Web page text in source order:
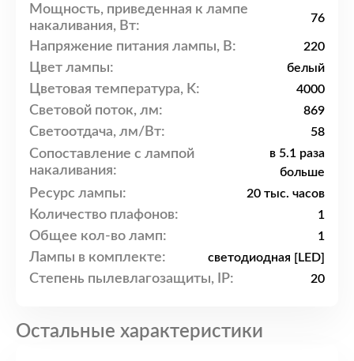
Мощность, приведенная к лампе
накаливания, Вт:
76
Напряжение питания лампы, В: 220
Цвет лампы: белый
Цветовая температура, K: 4000
Световой поток, лм: 869
Светоотдача, лм/Вт: 58
Сопоставление с лампой
накаливания:
в 5.1 раза
больше
Ресурс лампы: 20 тыс. часов
Количество плафонов: 1
Общее кол-во ламп: 1
Лампы в комплекте: светодиодная [LED]
Степень пылевлагозащиты, IP: 20
Остальные характеристики